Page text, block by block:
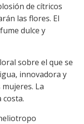
de cítricos
las flores. El
dulce y
sobre el que se
innovadora y
La
costa.